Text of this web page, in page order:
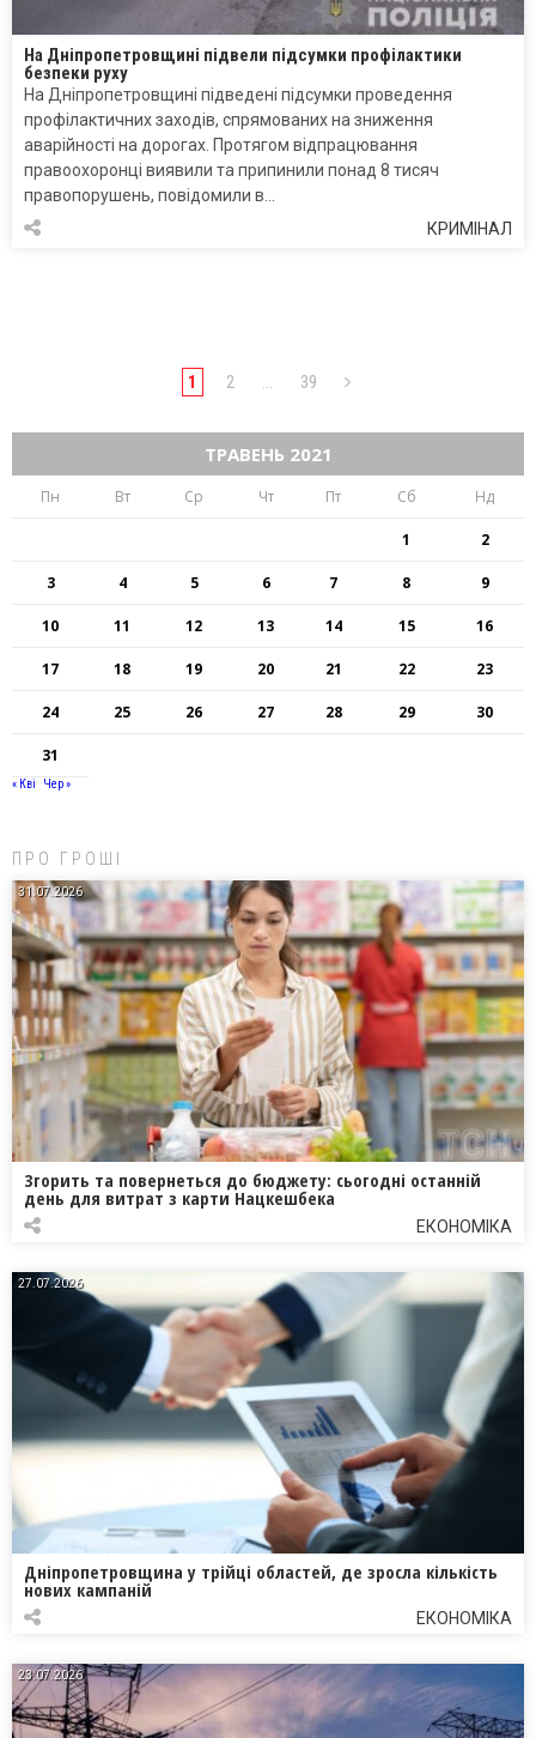
На Дніпропетровщині підвели підсумки профілактики
безпеки руху
На Дніпропетровщині підведені підсумки проведення
профілактичних заходів, спрямованих на зниження
аварійності на дорогах. Протягом відпрацювання
правоохоронці виявили та припинили понад 8 тисяч
правопорушень, повідомили в…
КРИМІНАЛ
1 2 39
ТРАВЕНЬ 2021
Пн Вт Ср Чт Пт Сб Нд
1 2
3 4 5 6 7 8 9
10 11 12 13 14 15 16
17 18 19 20 21 22 23
24 25 26 27 28 29 30
31
« Кві Чер »
ПРО ГРОШІ
31.07.2026
Згорить та повернеться до бюджету: сьогодні останній
день для витрат з карти Нацкешбека
ЕКОНОМІКА
27.07.2026
Дніпропетровщина у трійці областей, де зросла кількість
нових кампаній
ЕКОНОМІКА
23.07.2026